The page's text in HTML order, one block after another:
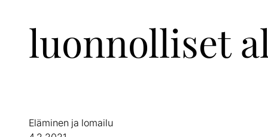
luonnolliset
Eläminen ja lomailu